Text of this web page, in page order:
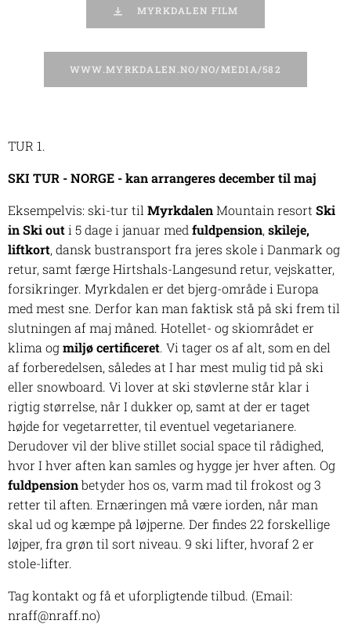
MYRKDALEN FILM
WWW.MYRKDALEN.NO/NO/MEDIA/582
TUR 1.
SKI TUR - NORGE - kan arrangeres december til maj
Eksempelvis: ski-tur til MyrkdalenMountain resort Ski
in Ski outi 5 dage i januar med fuldpension, skileje,
liftkort, dansk bustransport fra jeres skole i Danmark og
retur, samt færge Hirtshals-Langesund retur, vejskatter,
forsikringer. Myrkdalen er det bjerg-område i Europa
med mest sne. Derfor kan man faktisk stå på ski frem til
slutningen af maj måned. Hotellet- og skiområdet er
klima ogmiljø certificeret. Vi tager os af alt, som en del
af forberedelsen, således at I har mest mulig tid på ski
eller snowboard. Vi lover at ski støvlerne står klar i
rigtig størrelse, når I dukker op, samt at der er taget
højde for vegetarretter, til eventuel vegetarianere.
Derudover vil der blive stillet social space til rådighed,
hvor I hver aften kan samles og hygge jer hver aften. Og
fuldpensionbetyder hos os, varm mad til frokost og 3
retter til aften. Ernæringen må være iorden, når man
skal ud og kæmpe på løjperne. Der findes 22 forskellige
løjper, fra grøn til sort niveau. 9 ski lifter, hvoraf 2 er
stole-lifter.
Tag kontakt og få et uforpligtende tilbud. (Email:
nraff@nraff.no)